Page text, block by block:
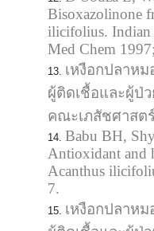
Bisoxazolinone
ilicifolius. Indian
Med Chem
เหงือกปลาห
ผู้ติดเชื้อและผู้ป่
คณะเภสัชศาสต
Babu BH,
Antioxidant and
Acanthus
7.
เหงือกปลาหม